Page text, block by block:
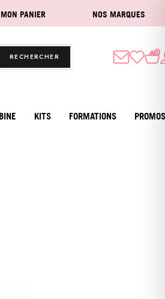
MON PANIER NOS MARQUES
RECHERCHER
0
KITS FORMATIONS PROMOS